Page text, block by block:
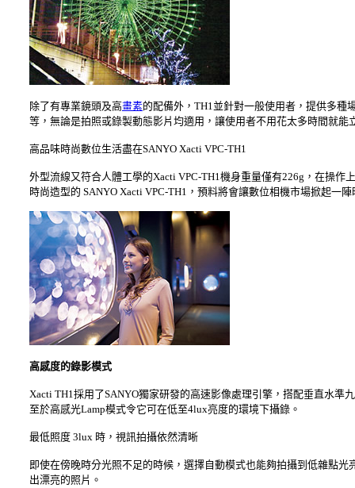
除了有專業鏡頭及高畫素的配備外，TH1並針對一般使用者，提供多種
等，無論是拍照或錄製動態影片均適用，讓使用者不用花太多時間就
高品味時尚數位生活盡在SANYO Xacti VPC-TH1
外型流線又符合人體工學的Xacti VPC-TH1機身重量僅有226g，在操
時尚造型的 SANYO Xacti VPC-TH1，預料將會讓數位相機市場掀起一
高感度的錄影模式
Xacti TH1採用了SANYO獨家研發的高速影像處理引擎，搭配垂直水準
至於高感光Lamp模式令它可在低至4lux亮度的環境下攝錄。
最低照度 3lux 時，視訊拍攝依然清晰
即使在傍晚時分光照不足的時候，選擇自動模式也能夠拍攝到低雜點
出漂亮的照片。